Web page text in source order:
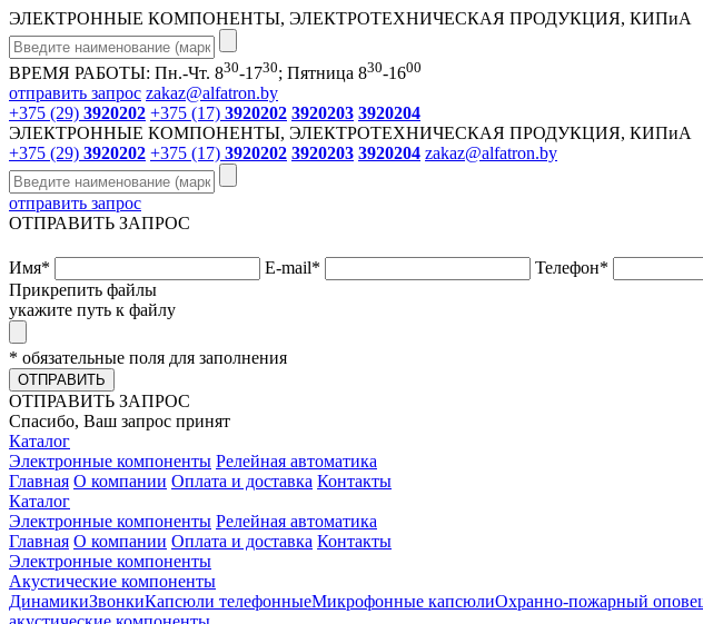
ЭЛЕКТРОННЫЕ КОМПОНЕНТЫ, ЭЛЕКТРОТЕХНИЧЕСКАЯ ПРОДУКЦИЯ, КИПиА
ВРЕМЯ РАБОТЫ: Пн.-Чт. 830-1730; Пятница 830-1600
отправить запрос zakaz@alfatron.by
+375 (29) 3920202 +375 (17) 3920202 3920203 3920204
ЭЛЕКТРОННЫЕ КОМПОНЕНТЫ, ЭЛЕКТРОТЕХНИЧЕСКАЯ ПРОДУКЦИЯ, КИПиА
+375 (29) 3920202 +375 (17) 3920202 3920203 3920204 zakaz@alfatron.by
отправить запрос
ОТПРАВИТЬ ЗАПРОС
Имя* E-mail* Телефон*
Прикрепить файлы
укажите путь к файлу
* обязательные поля для заполнения
ОТПРАВИТЬ
ОТПРАВИТЬ ЗАПРОС
Спасибо, Ваш запрос принят
Каталог
Электронные компоненты Релейная автоматика
Главная О компании Оплата и доставка Контакты
Каталог
Электронные компоненты Релейная автоматика
Главная О компании Оплата и доставка Контакты
Электронные компоненты
Акустические компоненты
ДинамикиЗвонкиКапсюли телефонныеМикрофонные капсюлиОхранно-пожарный